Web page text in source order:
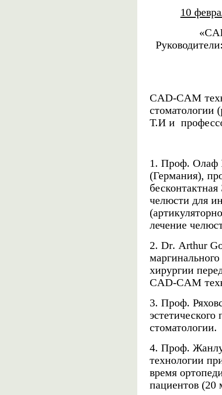
10
«
CAD-CAM
стоматологии
Т.И и
1. Проф. Олаф
(Германия),
бесконтактная
челюсти для
лечение
2. Dr. Arthur
хирургии
CAD-CAM
3. Проф.
эстетического
стоматологии.
4. Проф.
технологии
время
пациентов (20